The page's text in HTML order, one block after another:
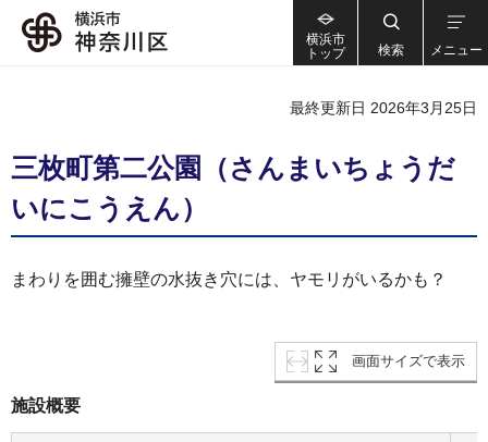
横浜市
トップ
検索 メニュー
最終更新日 2026年3月25日
三枚町第二公園（さんまいちょうだ
いにこうえん）
まわりを囲む擁壁の水抜き穴には、ヤモリがいるかも？
画面サイズで表示
施設概要